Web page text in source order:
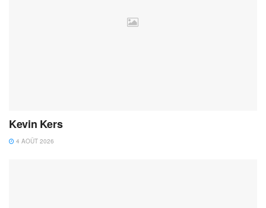
Kevin Kers
4 AOÛT 2026